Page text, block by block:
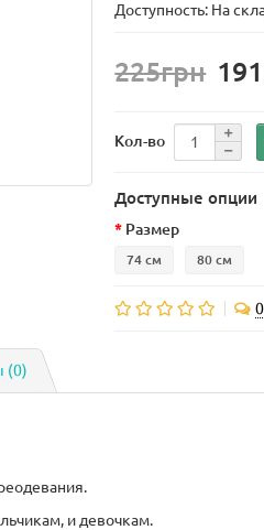
Доступность: На
225грн
Кол-во
Доступные опции
Размер
74 см 80 см
(0)
и девочкам.